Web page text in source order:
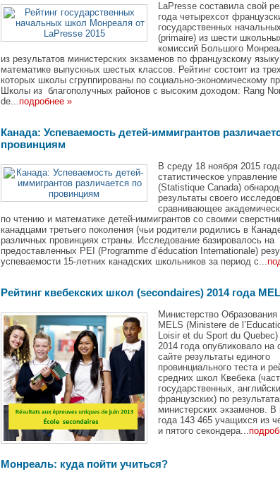
LaPresse составила свой
года четырехсот
государственных
(primaire) из шести
комиссий Большого
из результатов министерских экзаменов по французскому
математике выпускных шестых классов. Рейтинг состоит из
которых школы сгруппированы по социально-экономическому
Школы из благополучных районов с высоким доходом: Rang
de...подробнее »
Канада: Успеваемость детей-иммигрантов
провинциям
В среду 18 ноября 2015
статистическое
(Statistique Canada)
результаты своего
сравнивающее
по чтению и математике детей-иммигрантов со своими
канадцами третьего поколения (чьи родители родились в
различных провинциях страны. Исследование базировалось на
предоставленных PEI (Programme d’éducation Internationale)
успеваемости 15-летних канадских школьников за период с...
Рейтинг квебекских школ (secondaires) 2014 года
Mинистерство Образования
MELS (Ministere de
Loisir et du Sport du
2014 года опубликовало на
сайте результаты единого
провинциального теста и
средних школ Квебека
государственных,
французских) по
министерских экзаменов.
года 143 465 учащихся из
и пятого секондера...
Монреаль: куда пойти учиться?